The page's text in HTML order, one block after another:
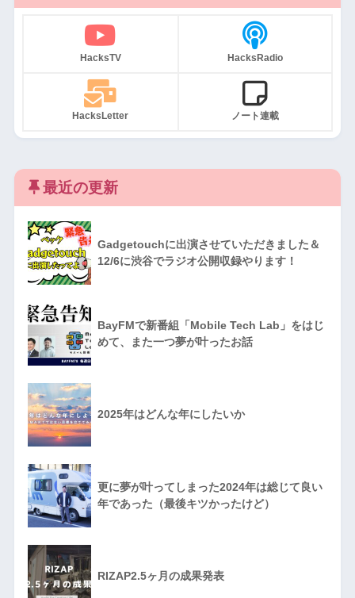
HacksTV HacksRadio
HacksLetter ノート連載
最近の更新
Gadgetouchに出演させていただきました＆
12/6に渋谷でラジオ公開収録やります！
BayFMで新番組「Mobile Tech Lab」をはじ
めて、また一つ夢が叶ったお話
2025年はどんな年にしたいか
更に夢が叶ってしまった2024年は総じて良い
年であった（最後キツかったけど）
RIZAP2.5ヶ月の成果発表